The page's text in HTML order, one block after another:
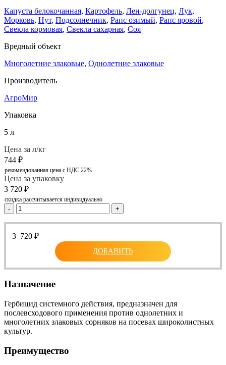
Капуста белокочанная, Картофель, Лен-долгунец, Лук,
Морковь, Нут, Подсолнечник, Рапс озимый, Рапс яровой,
Свекла кормовая, Свекла сахарная, Соя
Вредный объект
Многолетние злаковые, Однолетние злаковые
Производитель
АгроМир
Упаковка
5 л
Цена за л/кг
744 ₽
рекомендованная цена с НДС 22%
Цена за упаковку
3 720 ₽
скидка рассчитывается индивидуально
- +
3 720 ₽
ДОБАВИТЬ
Назначение
Гербицид системного действия, предназначен для
послевсходового применения против однолетних и
многолетних злаковых сорняков на посевах широколистных
культур.
Преимущество